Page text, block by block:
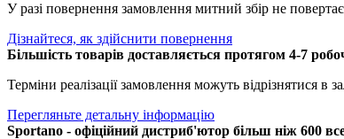
У разі повернення замовлення митний збір не
Дізнайтеся, як здійснити повернення
Більшість товарів доставляється протягом 4-7
Терміни реалізації замовлення можуть відрізнятися в
Перегляньте детальну інформацію
Sportano - офіційний дистриб'ютор більш ніж 600